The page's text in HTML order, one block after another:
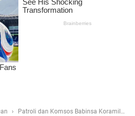
Patroli dan Komsos Babinsa Koramil